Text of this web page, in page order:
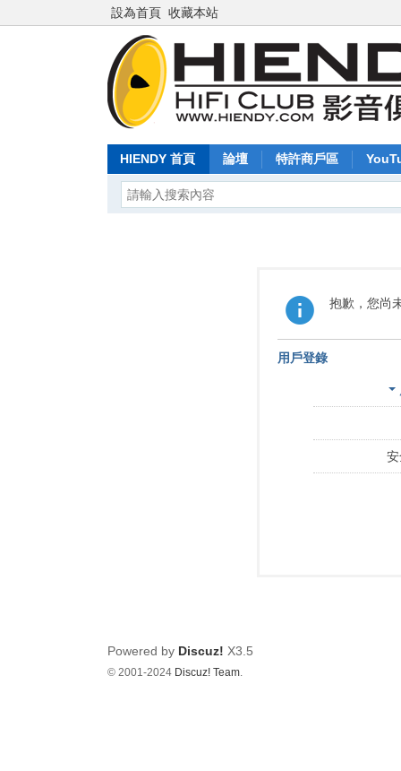
設為首頁 收藏本站
HIENDY 首頁 論壇 特許商戶區
抱歉，您尚
用戶登錄
Powered by Discuz! X3.5
© 2001-2024 Discuz! Team.